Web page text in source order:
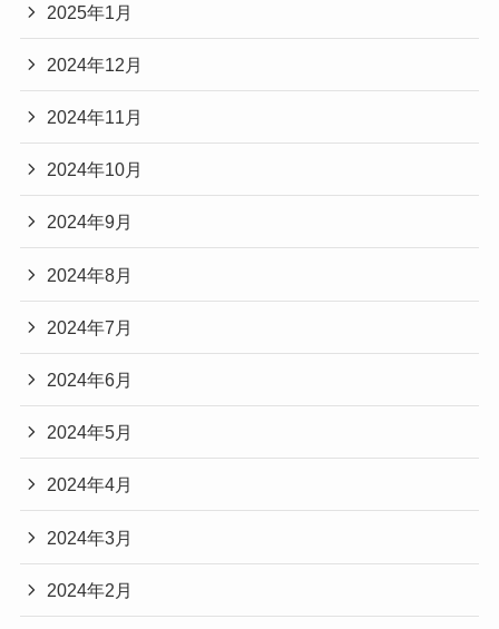
2025年1月
2024年12月
2024年11月
2024年10月
2024年9月
2024年8月
2024年7月
2024年6月
2024年5月
2024年4月
2024年3月
2024年2月